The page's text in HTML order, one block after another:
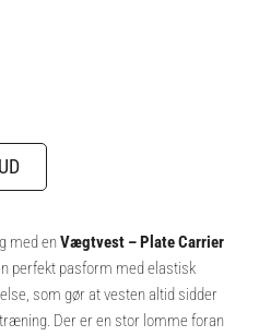
med enVægtvest – Plate Carrier
perfekt pasform med elastisk
som gør at vesten altid sidder
Der er en stor lomme foran